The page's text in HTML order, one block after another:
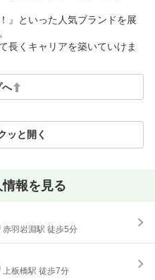
』といった人気ブランドを展
長くキャリアを築いていけま
へ
ッと開く
報を見る
赤羽岩淵駅 徒歩5分
上板橋駅 徒歩7分